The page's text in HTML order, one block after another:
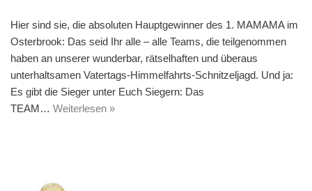
Hier sind sie, die absoluten Hauptgewinner des 1. MAMAMA im
Osterbrook: Das seid Ihr alle – alle Teams, die teilgenommen
haben an unserer wunderbar, rätselhaften und überaus
unterhaltsamen Vatertags-Himmelfahrts-Schnitzeljagd. Und ja:
Es gibt die Sieger unter Euch Siegern: Das
TEAM… Weiterlesen »